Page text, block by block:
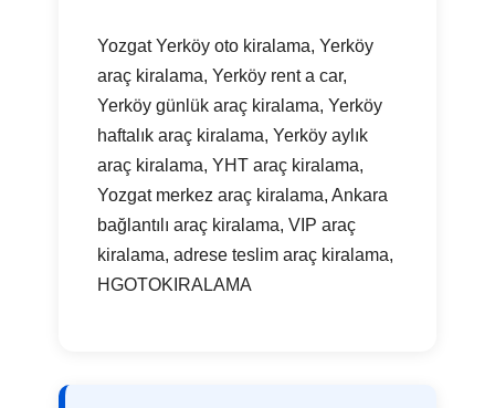
Yozgat Yerköy oto kiralama, Yerköy
araç kiralama, Yerköy rent a car,
Yerköy günlük araç kiralama, Yerköy
haftalık araç kiralama, Yerköy aylık
araç kiralama, YHT araç kiralama,
Yozgat merkez araç kiralama, Ankara
bağlantılı araç kiralama, VIP araç
kiralama, adrese teslim araç kiralama,
HGOTOKIRALAMA